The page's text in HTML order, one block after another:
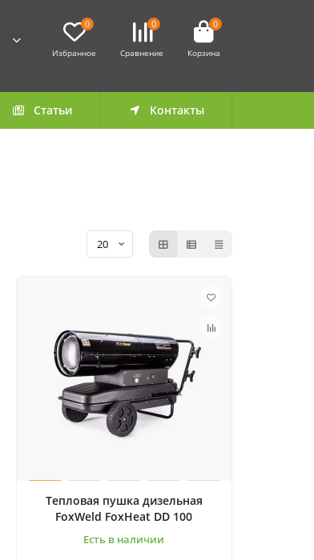
0
Избранное
0
Сравнение
0
Корзина
Статьи Контакты
Тепловая пушка дизельная
FoxWeld FoxHeat DD 100
Есть в наличии